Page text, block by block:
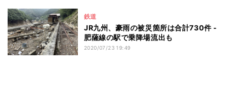
鉄道
JR九州、豪雨の被災箇所は合計730件 -
肥薩線の駅で乗降場流出も
2020/07/23 19:49